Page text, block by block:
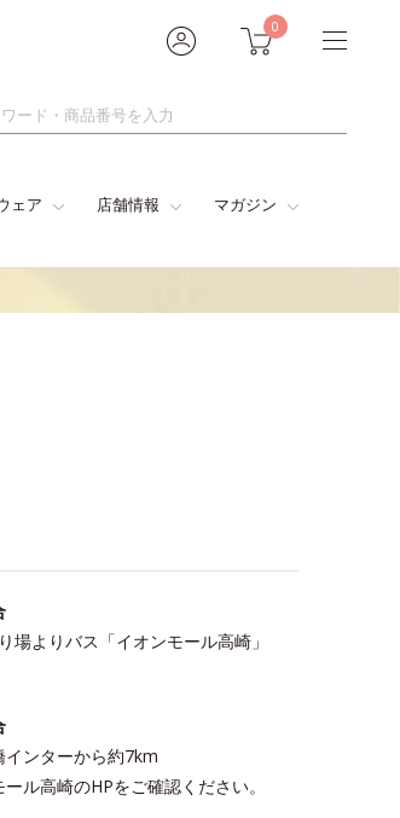
0
ェア 店舗情報 マガジン
場よりバス「イオンモール高崎」
ンターから約7km
ル高崎のHPをご確認ください。